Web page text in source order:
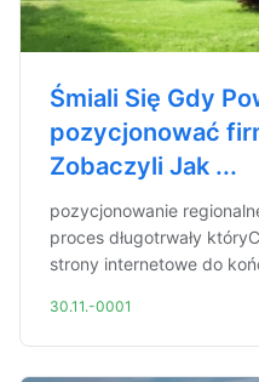
Śmiali Się Gdy
pozycjonować
Zobaczyli Jak ...
pozycjonowanie
proces długotrwały
strony internetowe do
30.11.-0001